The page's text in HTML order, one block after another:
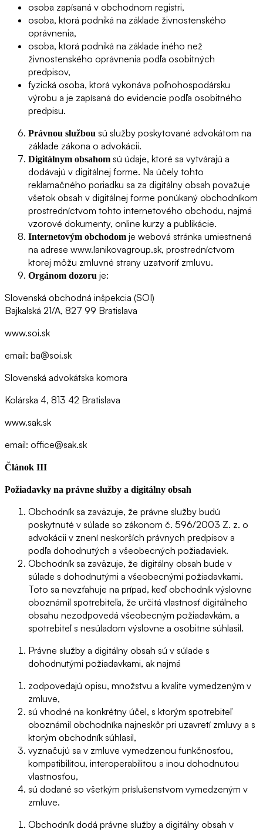
osoba zapísaná v obchodnom registri,
osoba, ktorá podniká na základe živnostenského
oprávnenia,
osoba, ktorá podniká na základe iného než
živnostenského oprávnenia podľa osobitných
predpisov,
fyzická osoba, ktorá vykonáva poľnohospodársku
výrobu a je zapísaná do evidencie podľa osobitného
predpisu.
Právnou službou sú služby poskytované advokátom na
základe zákona o advokácii.
Digitálnym obsahom sú údaje, ktoré sa vytvárajú a
dodávajú v digitálnej forme. Na účely tohto
reklamačného poriadku sa za digitálny obsah považuje
všetok obsah v digitálnej forme ponúkaný obchodníkom
prostredníctvom tohto internetového obchodu, najmä
vzorové dokumenty, online kurzy a publikácie.
Internetovým obchodom je webová stránka umiestnená
na adrese www.lanikovagroup.sk, prostredníctvom
ktorej môžu zmluvné strany uzatvoriť zmluvu.
Orgánom dozoru je:
Slovenská obchodná inšpekcia (SOI)
Bajkalská 21/A, 827 99 Bratislava
www.soi.sk
email: ba@soi.sk
Slovenská advokátska komora
Kolárska 4, 813 42 Bratislava
www.sak.sk
email: office@sak.sk
Článok III
Požiadavky na právne služby a digitálny obsah
Obchodník sa zaväzuje, že právne služby budú
poskytnuté v súlade so zákonom č. 596/2003 Z. z. o
advokácii v znení neskorších právnych predpisov a
podľa dohodnutých a všeobecných požiadaviek.
Obchodník sa zaväzuje, že digitálny obsah bude v
súlade s dohodnutými a všeobecnými požiadavkami.
Toto sa nevzťahuje na prípad, keď obchodník výslovne
oboznámil spotrebiteľa, že určitá vlastnosť digitálneho
obsahu nezodpovedá všeobecným požiadavkám, a
spotrebiteľ s nesúladom výslovne a osobitne súhlasil.
Právne služby a digitálny obsah sú v súlade s
dohodnutými požiadavkami, ak najmä
zodpovedajú opisu, množstvu a kvalite vymedzeným v
zmluve,
sú vhodné na konkrétny účel, s ktorým spotrebiteľ
oboznámil obchodníka najneskôr pri uzavretí zmluvy a s
ktorým obchodník súhlasil,
vyznačujú sa v zmluve vymedzenou funkčnosťou,
kompatibilitou, interoperabilitou a inou dohodnutou
vlastnosťou,
sú dodané so všetkým príslušenstvom vymedzeným v
zmluve.
Obchodník dodá právne služby a digitálny obsah v